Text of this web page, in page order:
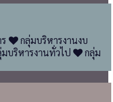
กลุ่มบริหารงานงบ
มบริหารงานทั่วไป
กลุ่ม